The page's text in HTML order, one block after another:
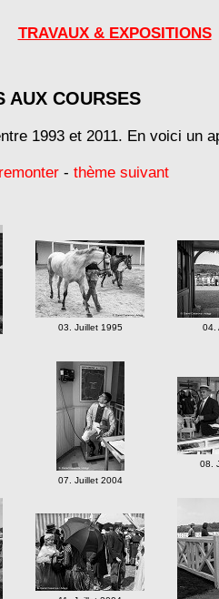
TRAVAUX & EXPOSITIONS
AUX COURSES
1993 et 2011. En voici un
remonter- thème suivant
03. Juillet 1995 04.
07. Juillet 2004
08.